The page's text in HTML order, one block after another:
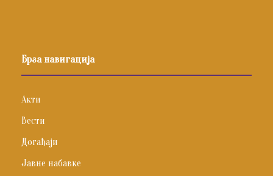
Брза навигација
Акти
Вести
Догађаји
Јавне набавке